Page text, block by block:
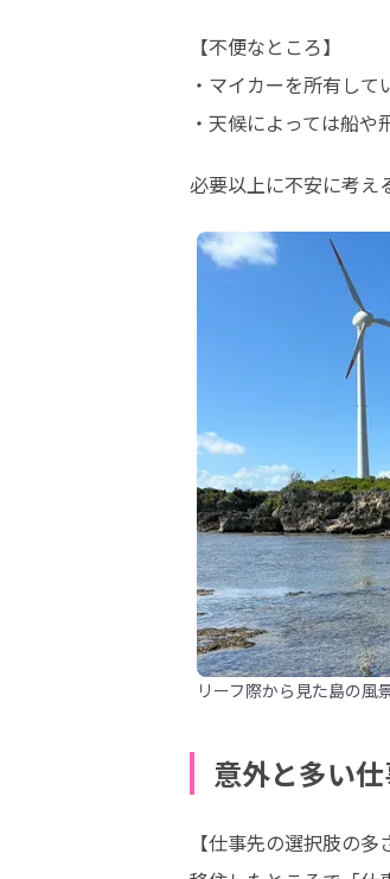
【不便なところ】
・マイカーを所有して
・天候によっては船
必要以上に不安に考え
リーフ際から見た島の風
意外と多い
【仕事先の選択肢の多